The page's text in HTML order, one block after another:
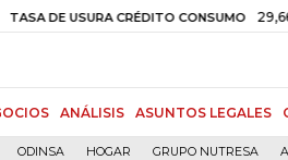
DE USURA CRÉDITO CONSUMO 29,66%
ANÁLISIS ASUNTOS LEGALES
ODINSA HOGAR GRUPO NUTRESA